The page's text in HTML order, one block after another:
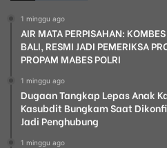
1 minggu ago
AIR MATA PERPISAHAN:
BALI, RESMI JADI PEMERIKSA
PROPAM MABES POLRI
1 minggu ago
Dugaan Tangkap Lepas Anak
Kasubdit Bungkam Saat
Jadi Penghubung
1 minggu ago